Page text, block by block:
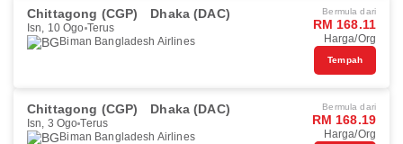
Chittagong (CGP) Dhaka (DAC)
Isn, 10 Ogo Terus
Biman Bangladesh Airlines
Bermula dari
RM 168.11
Harga/Org
Tempah
Chittagong (CGP) Dhaka (DAC)
Isn, 3 Ogo Terus
Biman Bangladesh Airlines
Bermula dari
RM 168.19
Harga/Org